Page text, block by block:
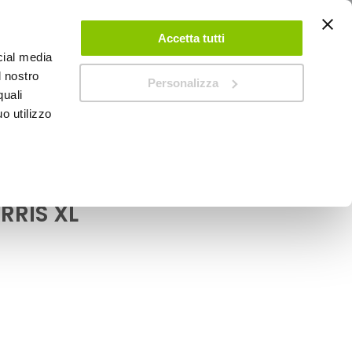
media
nostro
utilizzo
Accetta tutti
Personalizza
ACCEDI CREA UN ACCOUNT CONTATTACI
XL